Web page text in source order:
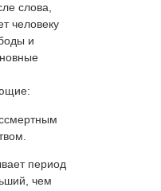
слова,
человеку
и
период
чем